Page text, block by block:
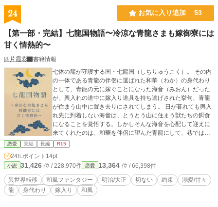
24 お気に入り追加 53
【第一部・完結】七龍国物語〜冷涼な青龍さまも嫁御寮には
甘く情熱的〜
四片霞彩
書籍情報
七体の龍が守護する国・七龍国（しちりゅうこく）。 その内
の一体である青龍の伴侶に選ばれた和華（わか）の身代わり
として、青龍の元に嫁ぐことになった海音（みおん）だった
が、輿入れの道中に嫁入り道具を持ち逃げされた挙句、青龍
が住まう山中に置き去りにされてしまう。 日が暮れても輿入
れ先に到着しない海音は、とうとう山に住まう獣たちの餌食
になることを覚悟する。しかしそんな海音を心配して迎えに
来てくれたのは、和華を伴侶に望んだ青龍にして、巷では
「人嫌いな冷涼者」として有名な蛍流（ほたる）であった。
冷酷無慈悲の噂まである蛍流だったが、怪我を負っていた海
音を心配すると、自ら背負って輿入れ先まで運んでくれる。
身代わりがバレないまま話は進んでいき、身代わりの花嫁と
して役目を達成するという時、喉元に突き付けられたのは海
音と和華の入れ替わりを見破った蛍流の刃であった。 「和華
ではないな。お前、何者だ？」 疑いの眼差しを向ける蛍流。
恋愛 完結 長編 R15
24h.ポイント 14pt
小説 31,426 位 / 228,970件 恋愛 13,364 位 / 66,398件
異世界転移 和風ファンタジー 明治/大正 切ない 約束
溺愛/甘々
龍
身代わり 嫁入り 和風